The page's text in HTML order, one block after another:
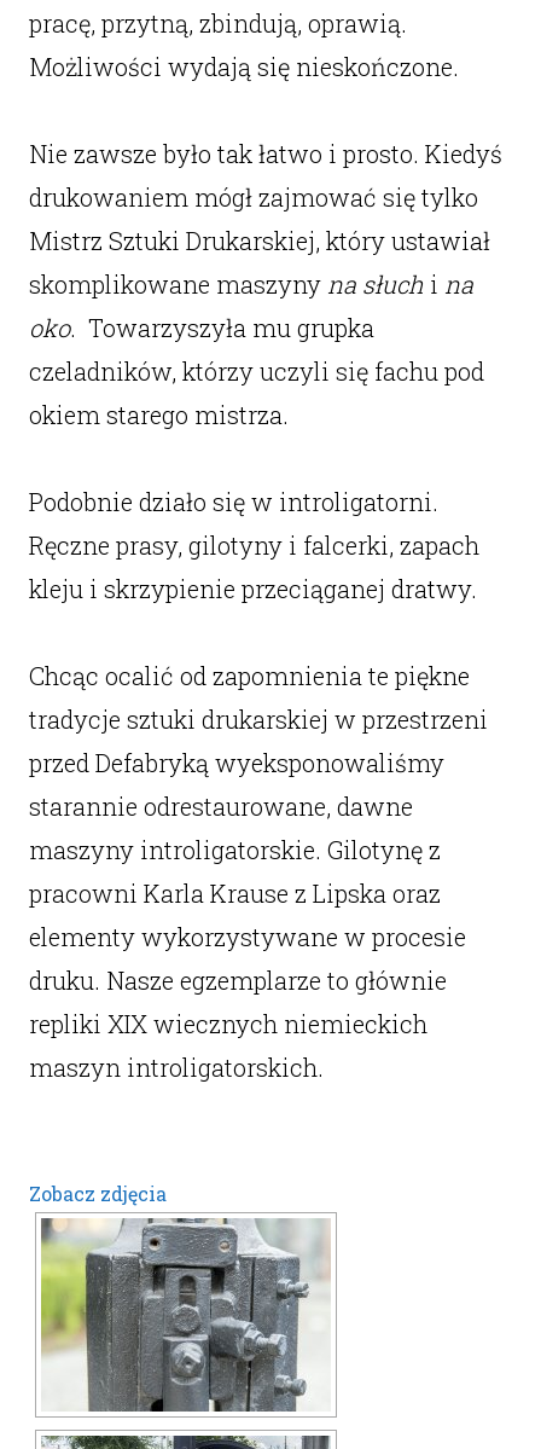
pracę, przytną, zbindują, oprawią.
Możliwości wydają się nieskończone.
Nie zawsze było tak łatwo i prosto. Kiedyś
drukowaniem mógł zajmować się tylko
Mistrz Sztuki Drukarskiej, który ustawiał
skomplikowane maszyny na słuch i na
oko. Towarzyszyła mu grupka
czeladników, którzy uczyli się fachu pod
okiem starego mistrza.
Podobnie działo się w introligatorni.
Ręczne prasy, gilotyny i falcerki, zapach
kleju i skrzypienie przeciąganej dratwy.
Chcąc ocalić od zapomnienia te piękne
tradycje sztuki drukarskiej w przestrzeni
przed Defabryką wyeksponowaliśmy
starannie odrestaurowane, dawne
maszyny introligatorskie. Gilotynę z
pracowni Karla Krause z Lipska oraz
elementy wykorzystywane w procesie
druku. Nasze egzemplarze to głównie
repliki XIX wiecznych niemieckich
maszyn introligatorskich.
Zobacz zdjęcia